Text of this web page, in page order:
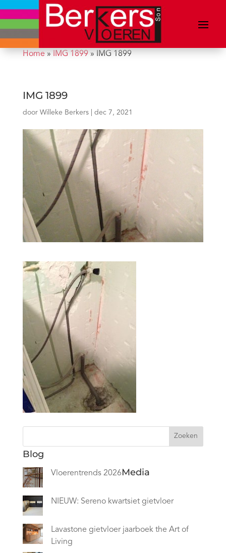
Home» IMG 1899 » IMG 1899
IMG 1899
door Willeke Berkers| dec 7, 2021
Zoeken
Blog
Vloerentrends 2026
NIEUW: Sereno kwartsiet gietvloer
Lavastone gietvloer jaarboek the Art of
Living
Media